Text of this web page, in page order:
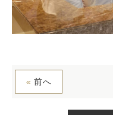
« 前へ